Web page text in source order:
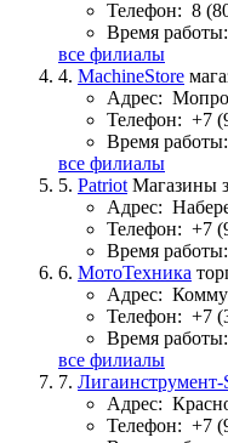
Телефон: 8
Время работы:
все филиалы
4. MachineStore
Адрес:
Телефон: +7
Время работы:
все филиалы
5. Patriot Магазины
Адрес:
Телефон: +7
Время работы:
6. МотоТехника
Адрес:
Телефон: +7
Время работы:
все филиалы
7. Лигаинструмент-
Адрес:
Телефон: +7